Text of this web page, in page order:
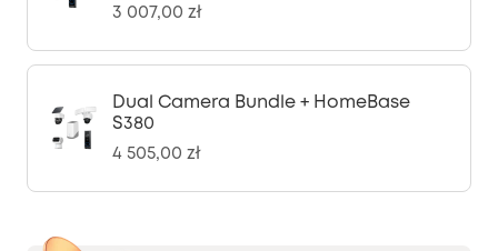
3 007,00 zł
Dual Camera Bundle + HomeBase
S380
4 505,00 zł